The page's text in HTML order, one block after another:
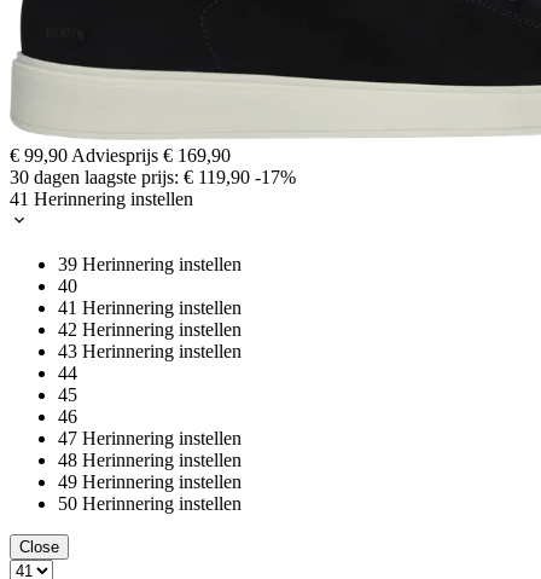
€ 99,90Adviesprijs € 169,90
30 dagen laagste prijs: € 119,90 -17%
41 Herinnering instellen
39 Herinnering instellen
40
41 Herinnering instellen
42 Herinnering instellen
43 Herinnering instellen
44
45
46
47 Herinnering instellen
48 Herinnering instellen
49 Herinnering instellen
50 Herinnering instellen
Close